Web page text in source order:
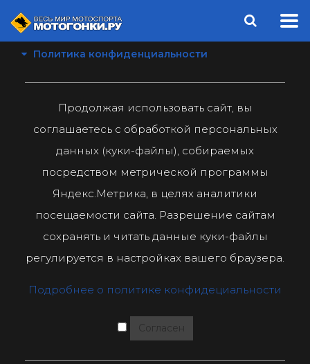
Политика конфиденциальности
Продолжая использовать сайт, вы
соглашаетесь с обработкой персональных
данных (куки-файлы), собираемых
посредством метрической программы
Яндекс.Метрика, в целях аналитики
посещаемости сайта. Разрешение сайтам
сохранять и читать данные куки-файлы
регулируется в настройках вашего браузера.
Подробнее о политике конфидециальности
Согласен